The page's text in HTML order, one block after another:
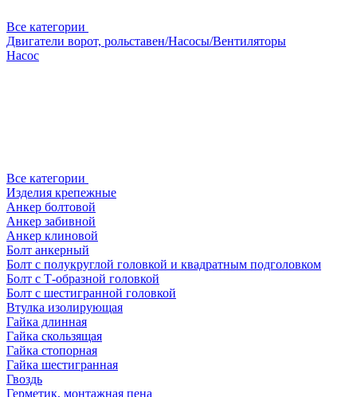
Все категории
Двигатели ворот, рольставен/Насосы/Вентиляторы
Насос
Все категории
Изделия крепежные
Анкер болтовой
Анкер забивной
Анкер клиновой
Болт анкерный
Болт с полукруглой головкой и квадратным подголовком
Болт с Т-образной головкой
Болт с шестигранной головкой
Втулка изолирующая
Гайка длинная
Гайка скользящая
Гайка стопорная
Гайка шестигранная
Гвоздь
Герметик, монтажная пена